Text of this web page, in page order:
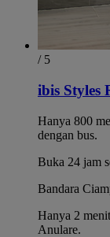
/ 5
ibis Styles
Hanya 800
dengan bus.
Buka 24 jam
Bandara
Hanya 2
Anulare.